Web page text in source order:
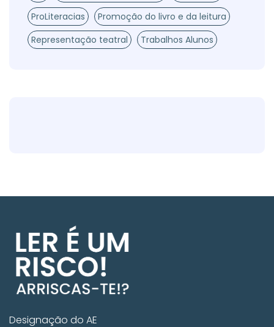
ProLiteracias
Promoção do livro e da leitura
Representação teatral
Trabalhos Alunos
Designação do AE